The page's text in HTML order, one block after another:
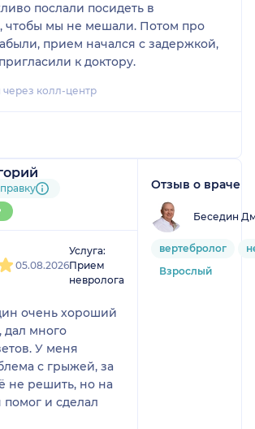
послали посидеть в
чтобы мы не мешали. Потом про
прием начался с задержкой,
к доктору.
через колл-центр
и1 оценка
через
05.08.2026
Услуга:
Прием
невролога
очень хороший
дал много
У меня
с грыжей, за
не решить, но на
помог и сделал
Отзыв о враче
Беседин
вертебролог
Взрослый